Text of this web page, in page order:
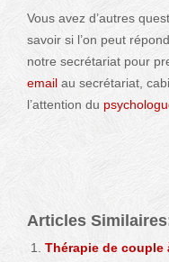
Vous avez d’autres
savoir si l’on peut
notre secrétariat pour
email au secrétariat,
l’attention du
Articles
Thérapie de couple